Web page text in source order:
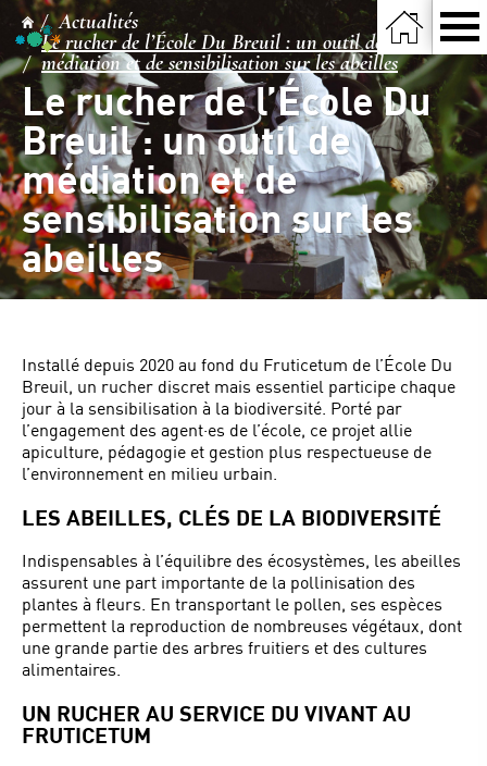
Actualités
Le rucher de l’École Du Breuil : un outil de
médiation et de sensibilisation sur les abeilles
Le rucher de l’École Du
Breuil : un outil de
médiation et de
sensibilisation sur les
abeilles
Installé depuis 2020 au fond du Fruticetum de l’École Du
Breuil, un rucher discret mais essentiel participe chaque
jour à la sensibilisation à la biodiversité. Porté par
l’engagement des agent·es de l’école, ce projet allie
apiculture, pédagogie et gestion plus respectueuse de
l’environnement en milieu urbain.
LES ABEILLES, CLÉS DE LA BIODIVERSITÉ
Indispensables à l’équilibre des écosystèmes, les abeilles
assurent une part importante de la pollinisation des
plantes à fleurs. En transportant le pollen, ses espèces
permettent la reproduction de nombreuses végétaux, dont
une grande partie des arbres fruitiers et des cultures
alimentaires.
UN RUCHER AU SERVICE DU VIVANT AU
FRUTICETUM